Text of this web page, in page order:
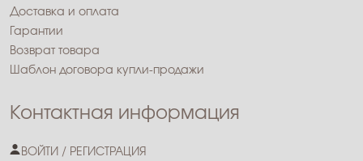
Доставка и оплата
Гарантии
Возврат товара
Шаблон договора купли-продажи
Контактная информация
ВОЙТИ / РЕГИСТРАЦИЯ